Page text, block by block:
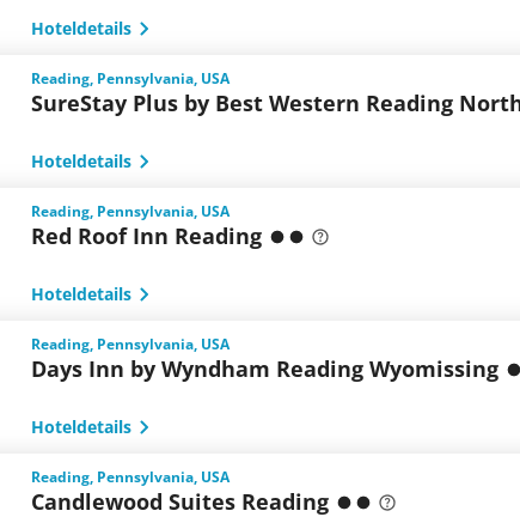
Hoteldetails
Reading, Pennsylvania, USA
SureStay Plus by Best Western Reading
Hoteldetails
Reading, Pennsylvania, USA
Red Roof Inn Reading
Hoteldetails
Reading, Pennsylvania, USA
Days Inn by Wyndham Reading Wyomissing
Hoteldetails
Reading, Pennsylvania, USA
Candlewood Suites Reading